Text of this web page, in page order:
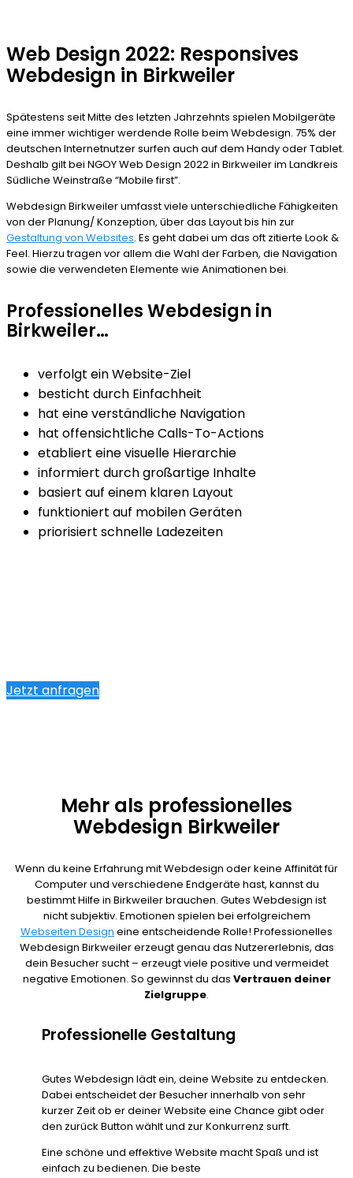
Web Design 2022: Responsives
Webdesign in Birkweiler
Spätestens seit Mitte des letzten Jahrzehnts spielen Mobilgeräte
eine immer wichtiger werdende Rolle beim Webdesign. 75% der
deutschen Internetnutzer surfen auch auf dem Handy oder Tablet.
Deshalb gilt bei NGOY Web Design 2022 in Birkweiler im Landkreis
Südliche Weinstraße “Mobile first”.
Webdesign Birkweiler umfasst viele unterschiedliche Fähigkeiten
von der Planung/ Konzeption, über das Layout bis hin zur
Gestaltung von Websites. Es geht dabei um das oft zitierte Look &
Feel. Hierzu tragen vor allem die Wahl der Farben, die Navigation
sowie die verwendeten Elemente wie Animationen bei.
Professionelles Webdesign in
Birkweiler…
verfolgt ein Website-Ziel
besticht durch Einfachheit
hat eine verständliche Navigation
hat offensichtliche Calls-To-Actions
etabliert eine visuelle Hierarchie
informiert durch großartige Inhalte
basiert auf einem klaren Layout
funktioniert auf mobilen Geräten
priorisiert schnelle Ladezeiten
Jetzt anfragen
Mehr als professionelles
Webdesign Birkweiler
Wenn du keine Erfahrung mit Webdesign oder keine Affinität für
Computer und verschiedene Endgeräte hast, kannst du
bestimmt Hilfe in Birkweiler brauchen. Gutes Webdesign ist
nicht subjektiv. Emotionen spielen bei erfolgreichem
Webseiten Design eine entscheidende Rolle! Professionelles
Webdesign Birkweiler erzeugt genau das Nutzererlebnis, das
dein Besucher sucht – erzeugt viele positive und vermeidet
negative Emotionen. So gewinnst du das Vertrauen deiner
Zielgruppe.
Professionelle Gestaltung
Gutes Webdesign lädt ein, deine Website zu entdecken.
Dabei entscheidet der Besucher innerhalb von sehr
kurzer Zeit ob er deiner Website eine Chance gibt oder
den zurück Button wählt und zur Konkurrenz surft.
Eine schöne und effektive Website macht Spaß und ist
einfach zu bedienen. Die beste